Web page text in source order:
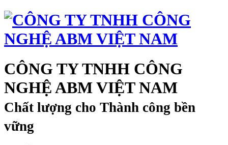
CÔNG TY TNHH CÔNG
NGHỆ ABM VIỆT NAM
Chất lượng cho Thành công bền
vững